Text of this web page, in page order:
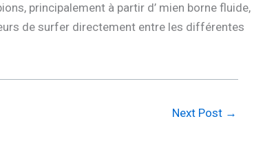
principalement à partir d’ mien borne fluide,
de surfer directement entre les différentes
Next Post →